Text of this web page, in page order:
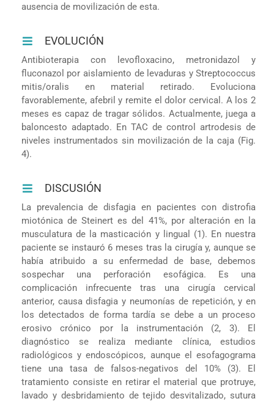
ausencia de movilización de esta.
EVOLUCIÓN
Antibioterapia con levofloxacino, metronidazol y
fluconazol por aislamiento de levaduras y Streptococcus
mitis/oralis en material retirado. Evoluciona
favorablemente, afebril y remite el dolor cervical. A los 2
meses es capaz de tragar sólidos. Actualmente, juega a
baloncesto adaptado. En TAC de control artrodesis de
niveles instrumentados sin movilización de la caja (Fig.
4).
DISCUSIÓN
La prevalencia de disfagia en pacientes con distrofia
miotónica de Steinert es del 41%, por alteración en la
musculatura de la masticación y lingual (1). En nuestra
paciente se instauró 6 meses tras la cirugía y, aunque se
había atribuido a su enfermedad de base, debemos
sospechar una perforación esofágica. Es una
complicación infrecuente tras una cirugía cervical
anterior, causa disfagia y neumonías de repetición, y en
los detectados de forma tardía se debe a un proceso
erosivo crónico por la instrumentación (2, 3). El
diagnóstico se realiza mediante clínica, estudios
radiológicos y endoscópicos, aunque el esofagograma
tiene una tasa de falsos-negativos del 10% (3). El
tratamiento consiste en retirar el material que protruye,
lavado y desbridamiento de tejido desvitalizado, sutura